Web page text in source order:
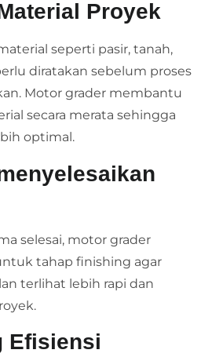
Proyek
seperti pasir, tanah,
diratakan sebelum proses
Motor grader membantu
secara merata sehingga
optimal.
selesai, motor grader
tahap finishing agar
terlihat lebih rapi dan
Efisiensi